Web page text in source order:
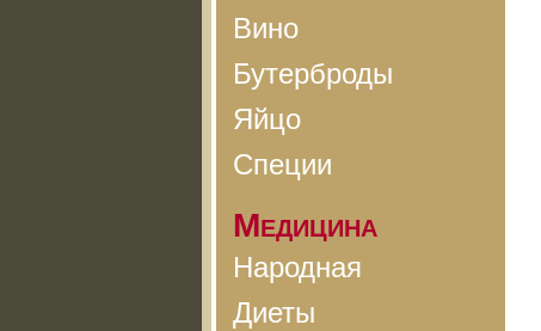
Вино
Бутерброды
Яйцо
Специи
Медицина
Народная
Диеты